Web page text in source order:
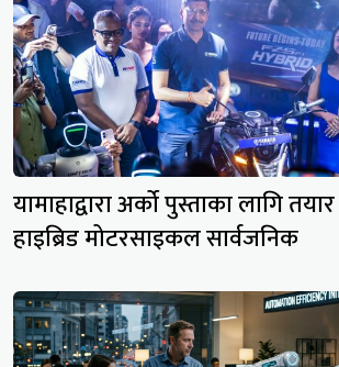
यामाहाद्वारा अर्को पुस्ताका लागि
हाइब्रिड मोटरसाइकल सार्वजनिक